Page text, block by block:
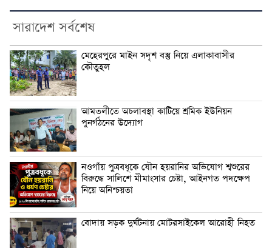
সারাদেশ সর্বশেষ
মেহেরপুরে মাইন সদৃশ বস্তু নিয়ে এলাকাবাসীর
কৌতুহল
আমতলীতে অচলাবস্থা কাটিয়ে শ্রমিক ইউনিয়ন
পুনর্গঠনের উদ্যোগ
নওগাঁয় পুত্রবধূকে যৌন হয়রানির অভিযোগ শ্বশুরের
বিরুদ্ধে সালিশে মীমাংসার চেষ্টা, আইনগত পদক্ষেপ
নিয়ে অনিশ্চয়তা
বোদায় সড়ক দুর্ঘটনায় মোটরসাইকেল আরোহী নিহত